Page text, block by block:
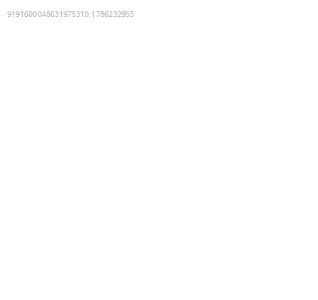
9191600048631975310:1786232955